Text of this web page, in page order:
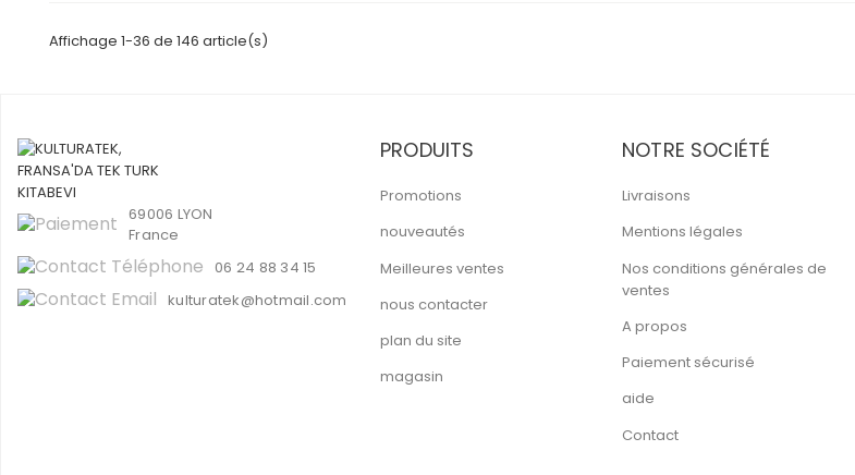
Affichage 1-36 de 146 article(s)
69006 LYON
France
06 24 88 34 15
kulturatek@hotmail.com
PRODUITS
Promotions
nouveautés
Meilleures ventes
nous contacter
plan du site
magasin
NOTRE SOCIÉTÉ
Livraisons
Mentions légales
Nos conditions générales de
ventes
A propos
Paiement sécurisé
aide
Contact